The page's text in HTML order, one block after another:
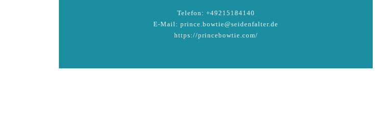
Telefon: +49215184140
E-Mail: prince.bowtie@seidenfalter.de
https://princebowtie.com/